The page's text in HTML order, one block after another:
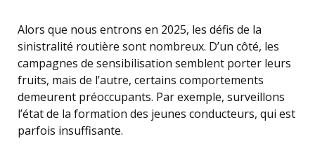
Alors que nous entrons en 2025, les défis de la
sinistralité routière sont nombreux. D’un côté, les
campagnes de sensibilisation semblent porter leurs
fruits, mais de l’autre, certains comportements
demeurent préoccupants. Par exemple, surveillons
l’état de la formation des jeunes conducteurs, qui est
parfois insuffisante.